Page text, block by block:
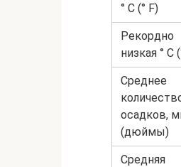
° C (° F)
Рекордно
низкая ° C
Среднее
осадков,
(дюймы)
Средняя